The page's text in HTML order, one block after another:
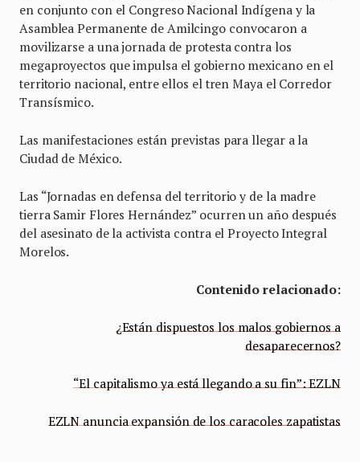
en conjunto con el Congreso Nacional Indígena y la
Asamblea Permanente de Amilcingo convocaron a
movilizarse a una jornada de protesta contra los
megaproyectos que impulsa el gobierno mexicano en el
territorio nacional, entre ellos el tren Maya el Corredor
Transísmico.
Las manifestaciones están previstas para llegar a la
Ciudad de México.
Las “Jornadas en defensa del territorio y de la madre
tierra Samir Flores Hernández” ocurren un año después
del asesinato de la activista contra el Proyecto Integral
Morelos.
Contenido relacionado:
¿Están dispuestos los malos gobiernos a
desaparecernos?
“El capitalismo ya está llegando a su fin”: EZLN
EZLN anuncia expansión de los caracoles zapatistas